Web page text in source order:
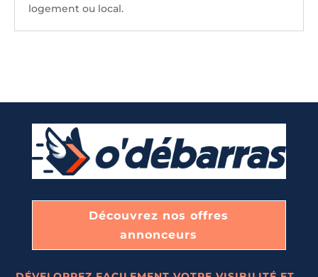
logement ou local.
Découvrez nos offres
annonceurs